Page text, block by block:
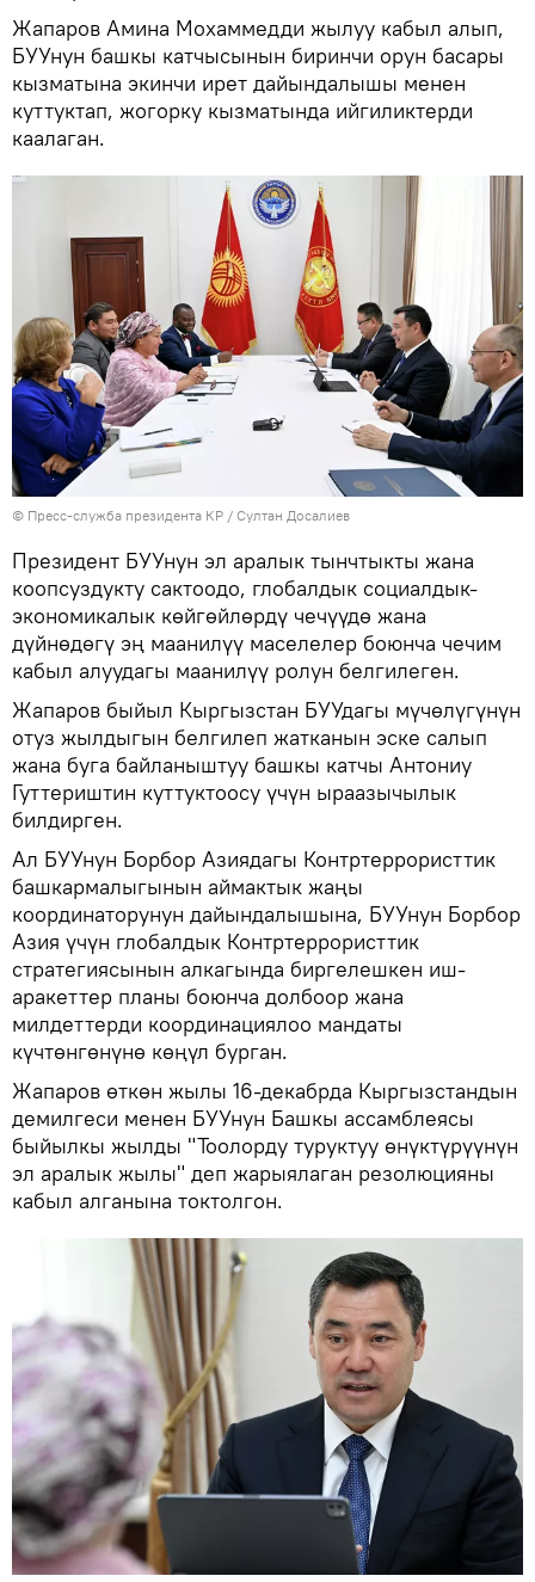
Жапаров Амина Мохаммедди жылуу кабыл алып,
БУУнун башкы катчысынын биринчи орун басары
кызматына экинчи ирет дайындалышы менен
куттуктап, жогорку кызматында ийгиликтерди
каалаган.
© Пресс-служба президента КР / Султан Досалиев
Президент БУУнун эл аралык тынчтыкты жана
коопсуздукту сактоодо, глобалдык социалдык-
экономикалык көйгөйлөрдү чечүүдө жана
дүйнөдөгү эң маанилүү маселелер боюнча чечим
кабыл алуудагы маанилүү ролун белгилеген.
Жапаров быйыл Кыргызстан БУУдагы мүчөлүгүнүн
отуз жылдыгын белгилеп жатканын эске салып
жана буга байланыштуу башкы катчы Антониу
Гуттериштин куттуктоосу үчүн ыраазычылык
билдирген.
Ал БУУнун Борбор Азиядагы Контртеррористтик
башкармалыгынын аймактык жаңы
координаторунун дайындалышына, БУУнун Борбор
Азия үчүн глобалдык Контртеррористтик
стратегиясынын алкагында биргелешкен иш-
аракеттер планы боюнча долбоор жана
милдеттерди координациялоо мандаты
күчтөнгөнүнө көңүл бурган.
Жапаров өткөн жылы 16-декабрда Кыргызстандын
демилгеси менен БУУнун Башкы ассамблеясы
быйылкы жылды "Тоолорду туруктуу өнүктүрүүнүн
эл аралык жылы" деп жарыялаган резолюцияны
кабыл алганына токтолгон.